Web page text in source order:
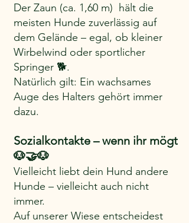
Der Zaun (ca. 1,60 m)  hält die
meisten Hunde zuverlässig auf
dem Gelände – egal, ob kleiner
Wirbelwind oder sportlicher
Springer 🐕.
Natürlich gilt: Ein wachsames
Auge des Halters gehört immer
dazu.
Sozialkontakte – wenn ihr mögt
🐶🤝🐶
Vielleicht liebt dein Hund andere
Hunde – vielleicht auch nicht
immer.
Auf unserer Wiese entscheidest